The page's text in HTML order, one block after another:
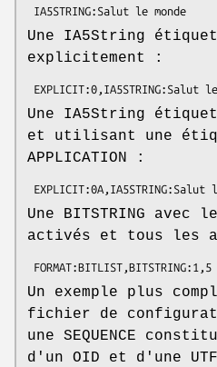
Une IA5String
explicitement :
Une IA5String
et utilisant une
APPLICATION :
Une BITSTRING
activés et tous les
Un exemple plus
fichier de
une SEQUENCE
d'un OID et d'une